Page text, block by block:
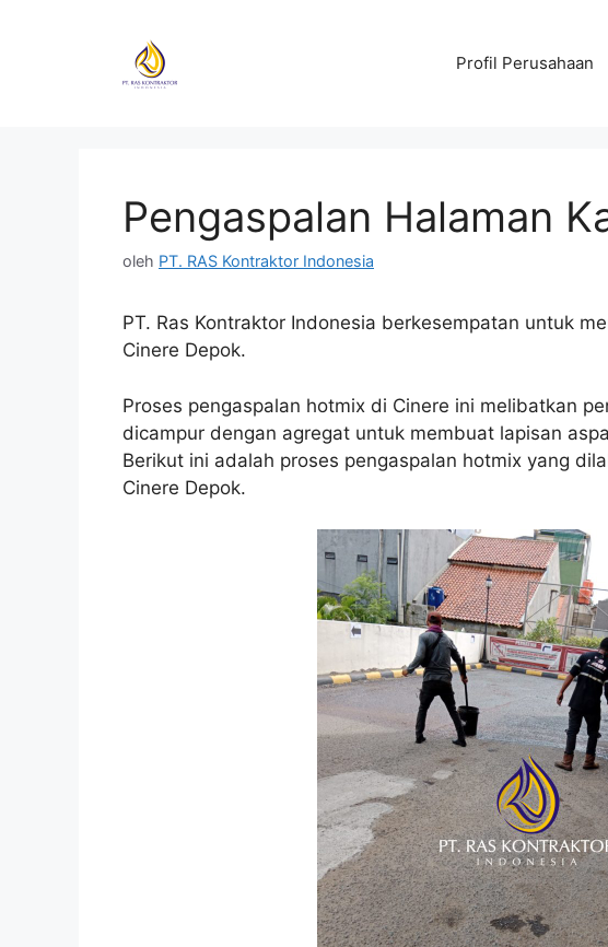
Profil Perusahaan
Pengaspalan Halaman
oleh PT. RAS Kontraktor Indonesia
PT. Ras Kontraktor Indonesia berkesempatan untuk
Cinere Depok.
Proses pengaspalan hotmix di Cinere ini melibatkan
dicampur dengan agregat untuk membuat lapisan
Berikut ini adalah proses pengaspalan hotmix yang
Cinere Depok.